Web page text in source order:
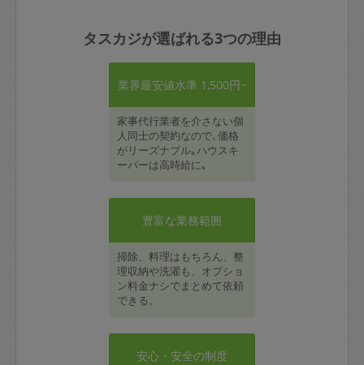
タスカジが選ばれる3つの理由
業界最安値水準 1,500円~
家事代行業者を介さない個
人同士の契約なので､価格
がリーズナブル｡ハウスキ
ーパーは高時給に｡
豊富な業務範囲
掃除、料理はもちろん、整
理収納や洗濯も、オプショ
ン料金ナシでまとめて依頼
できる。
安心・安全の制度